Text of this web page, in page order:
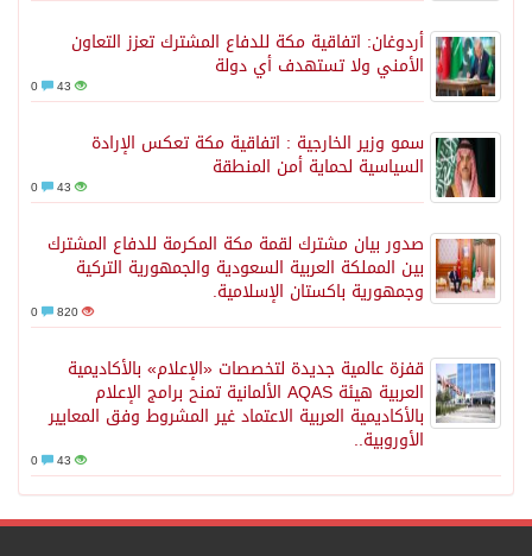
أردوغان: اتفاقية مكة للدفاع المشترك تعزز التعاون
الأمني ولا تستهدف أي دولة
43
سمو وزير الخارجية : اتفاقية مكة تعكس الإرادة
السياسية لحماية أمن المنطقة
43
صدور بيان مشترك لقمة مكة المكرمة للدفاع المشترك
بين المملكة العربية السعودية والجمهورية التركية
وجمهورية باكستان الإسلامية.
820
قفزة عالمية جديدة لتخصصات «الإعلام» بالأكاديمية
العربية هيئة AQAS الألمانية تمنح برامج الإعلام
بالأكاديمية العربية الاعتماد غير المشروط وفق المعايير
الأوروبية..
43